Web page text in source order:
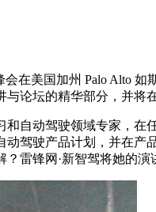
美国加州 Palo Alto
论坛的精华部分，并将
动驾驶领域专家，在
驾驶产品计划，并在
雷锋网·新智驾将她的演